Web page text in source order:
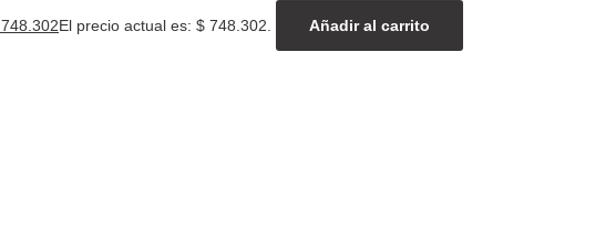
748.302El precio actual es: $ 748.302. Añadir al carrito